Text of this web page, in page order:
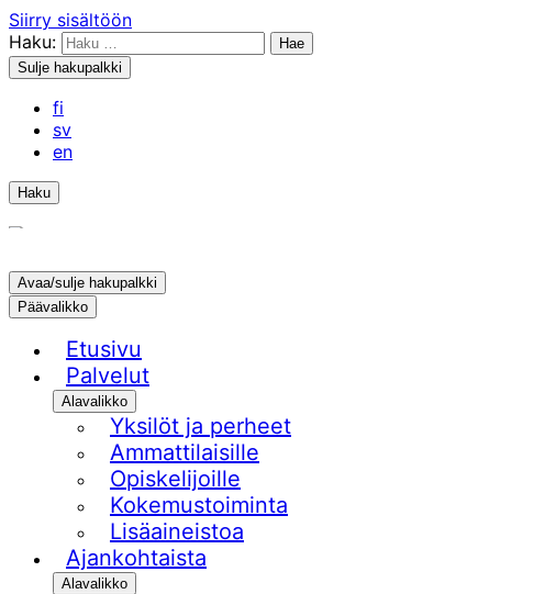
Siirry sisältöön
Haku:
Sulje hakupalkki
fi
sv
en
Haku
Avaa/sulje hakupalkki
Päävalikko
Etusivu
Palvelut
Alavalikko
Yksilöt ja perheet
Ammattilaisille
Opiskelijoille
Kokemustoiminta
Lisäaineistoa
Ajankohtaista
Alavalikko